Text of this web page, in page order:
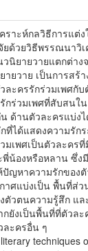
ราะห์กลวิธีการแต่
ยด้วยวิธีพรรณนาวิ
นิยายวายแตกต่าง
ายวาย เป็นการสร้
ละครรักร่วมเพศกั
ร่วมเพศที่สับสนใน
ด้านตัวละครแบ่ง
ที่ได้แสดงความรัก
มเพศเป็นตัวละคร
พี่น้องหรือหลาน ซึ่
ญหาความรักของ
าศแบ่งเป็น พื้นที่ส่
ตัวตนความรู้สึก แ
ยังเป็นพื้นที่ที่ตัวล
ะครอื่น ๆ
techniques